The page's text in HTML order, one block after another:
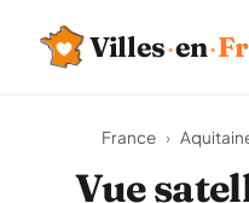
Villes·en·
France ›
Vue